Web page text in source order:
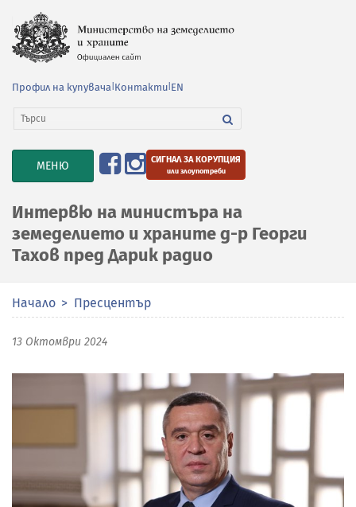
Профил на купувача Контакти EN
TOGGLE
NAVIGATION
МЕНЮ СИГНАЛ ЗА КОРУПЦИЯ
или злоупотреби
Интервю на министъра на
земеделието и храните д-р Георги
Тахов пред Дарик радио
Начало Пресцентър
13 Октомври 2024